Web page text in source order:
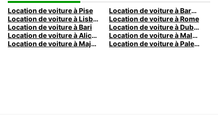
Location de voiture à Pise
Location de voiture à Barcelone
Location de voiture à Lisbonne
Location de voiture à Rome
Location de voiture à Bari
Location de voiture à Dublin
Location de voiture à Alicante
Location de voiture à Malaga
Location de voiture à Majorque
Location de voiture à Palermo